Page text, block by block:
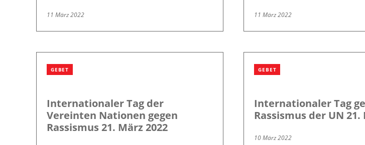
11 März 2022
11 März 2022
GEBET
Internationaler Tag der
Vereinten Nationen gegen
Rassismus 21. März 2022
GEBET
Internationaler Tag
Rassismus der UN 21.
10 März 2022